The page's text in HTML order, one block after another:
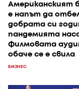
Американският
е напът да
добрата си
пандемията
Филмовата
обаче се е свила
БИЗНЕС